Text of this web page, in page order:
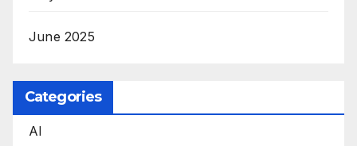
June 2025
Categories
AI